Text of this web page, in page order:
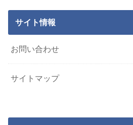
サイト情報
お問い合わせ
サイトマップ